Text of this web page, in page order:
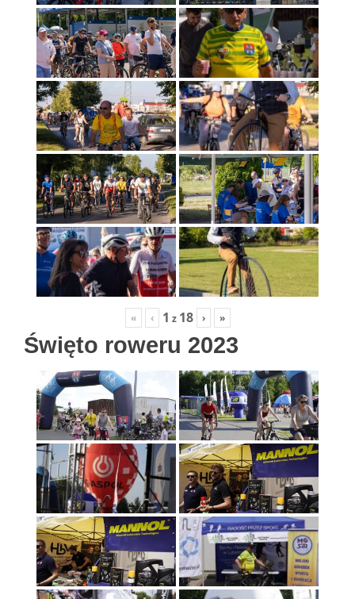
« ‹ 1 z 18 › »
Święto roweru 2023